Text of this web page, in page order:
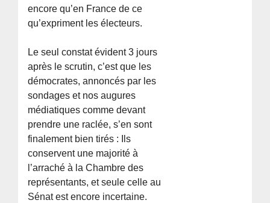
encore qu’en France de ce
qu’expriment les électeurs.
Le seul constat évident 3 jours
après le scrutin, c’est que les
démocrates, annoncés par les
sondages et nos augures
médiatiques comme devant
prendre une raclée, s’en sont
finalement bien tirés : Ils
conservent une majorité à
l’arraché à la Chambre des
représentants, et seule celle au
Sénat est encore incertaine.